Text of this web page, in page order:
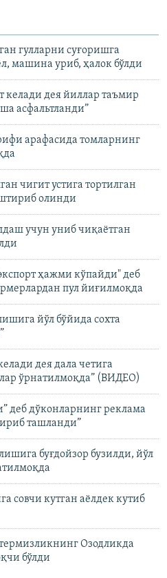
гулларни суғоришга
машина уриб, ҳалок бўлди
дея йиллар таъмир
асфальтланди”
арафасида томларнинг
чигит устига тортилган
олинди
учун униб чиқаётган
ҳажми кўпайди" деб
пул йиғилмоқда
йўл бўйида сохта
дея дала четига
ўрнатилмоқда” (ВИДЕО)
деб дўконларнинг реклама
ташланди”
буғдойзор бузилди, йўл
совчи кутган аёлдек кутиб
Озодликда
бўлди